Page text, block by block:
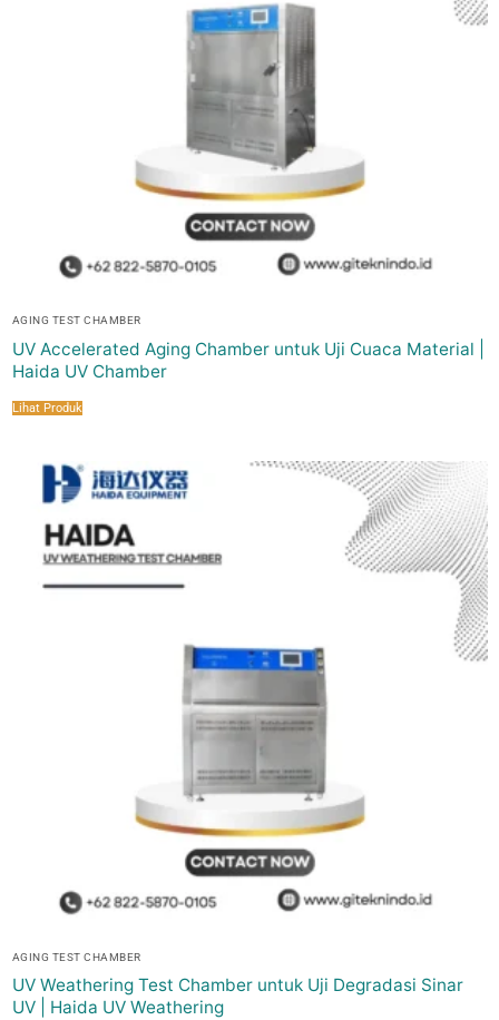
AGING TEST CHAMBER
UV Accelerated Aging Chamber untuk Uji Cuaca Material |
Haida UV Chamber
Lihat Produk
AGING TEST CHAMBER
UV Weathering Test Chamber untuk Uji Degradasi Sinar
UV | Haida UV Weathering